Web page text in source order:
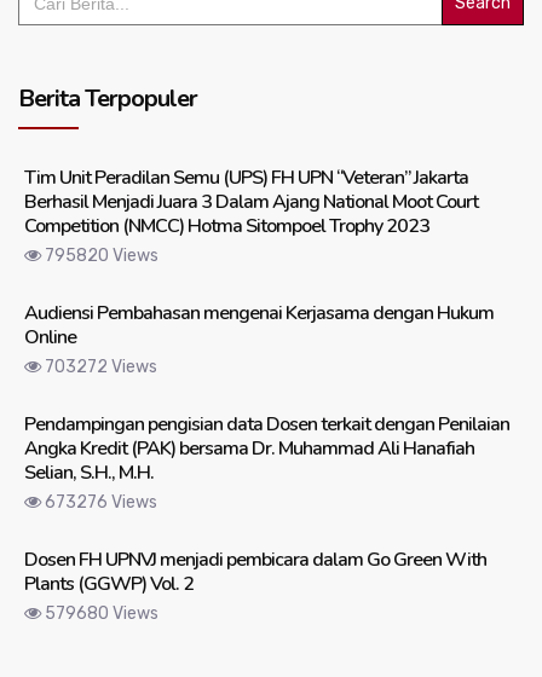
for:
Berita Terpopuler
Tim Unit Peradilan Semu (UPS) FH UPN “Veteran” Jakarta
Berhasil Menjadi Juara 3 Dalam Ajang National Moot Court
Competition (NMCC) Hotma Sitompoel Trophy 2023
795820 Views
Audiensi Pembahasan mengenai Kerjasama dengan Hukum
Online
703272 Views
Pendampingan pengisian data Dosen terkait dengan Penilaian
Angka Kredit (PAK) bersama Dr. Muhammad Ali Hanafiah
Selian, S.H., M.H.
673276 Views
Dosen FH UPNVJ menjadi pembicara dalam Go Green With
Plants (GGWP) Vol. 2
579680 Views